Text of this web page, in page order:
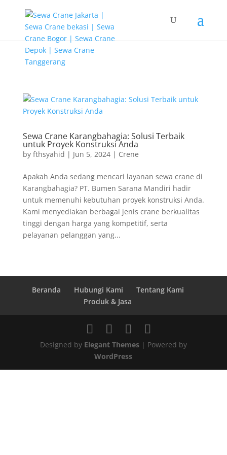
fb5nqmm2dfCcjnmPLe08LhMIU
Sewa Crane Karangbahagia: Solusi Terbaik
untuk Proyek Konstruksi Anda
by fthsyahid | Jun 5, 2024| Crene
Apakah Anda sedang mencari layanan sewa crane di
Karangbahagia? PT. Bumen Sarana Mandiri hadir
untuk memenuhi kebutuhan proyek konstruksi Anda.
Kami menyediakan berbagai jenis crane berkualitas
tinggi dengan harga yang kompetitif, serta
pelayanan pelanggan yang...
Beranda Hubungi Kami
Tentang Kami
Produk & Jasa
Designed by Elegant Themes| Powered by
WordPress